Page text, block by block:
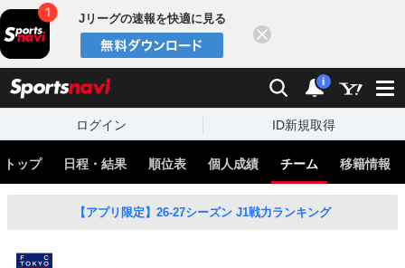
Jリーグの速報を快適に見る
検索 通知
i
ログイン ID新規取得
トップ 日程・結果 順位表 個人成績 チーム 移籍情報
【アプリ限定】26-27シーズン J1戦力ランキング